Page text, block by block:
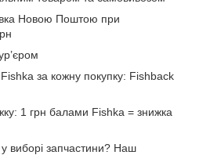
Новою Поштою при
за кожну покупку: Fishback
1 грн балами Fishka = знижка
виборі запчастини? Наш